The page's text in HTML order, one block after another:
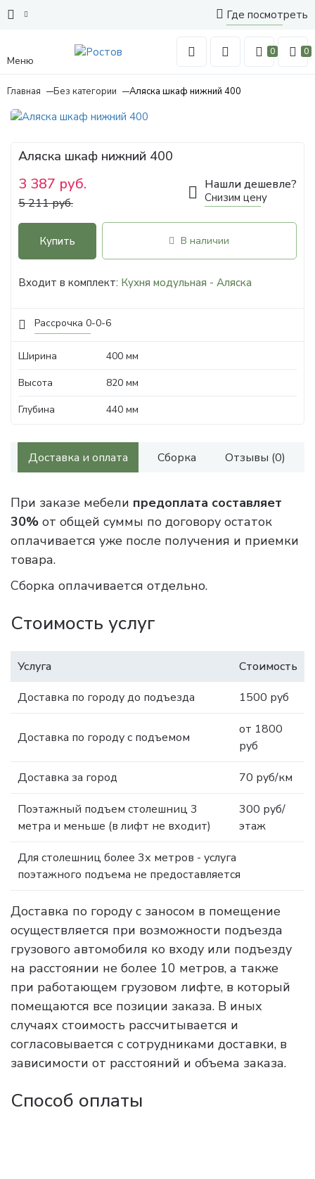
Где посмотреть
Меню
0 0
Главная Без категории Аляска шкаф нижний 400
Рассрочка 0-0-6
Аляска шкаф нижний 400
3 387 руб.
5 211 руб.
Нашли дешевле?
Снизим цену
Купить В наличии
Входит в комплект: Кухня модульная - Аляска
Ширина
400 мм
Высота
820 мм
Глубина
440 мм
Доставка и оплата Сборка Отзывы (0)
При заказе мебели предоплата составляет
30% от общей суммы по договору остаток
оплачивается уже после получения и приемки
товара.
Сборка оплачивается отдельно.
Стоимость услуг
Услуга
Стоимость
Доставка по городу до подъезда
1500 руб
Доставка по городу с подъемом
от 1800
руб
Доставка за город 70 руб/км
Поэтажный подъем столешниц 3
метра и меньше (в лифт не входит)
300 руб/
этаж
Для столешниц более 3х метров - услуга
поэтажного подъема не предоставляется
Доставка по городу с заносом в помещение
осуществляется при возможности подъезда
грузового автомобиля ко входу или подъезду
на расстоянии не более 10 метров, а также
при работающем грузовом лифте, в который
помещаются все позиции заказа. В иных
случаях стоимость рассчитывается и
согласовывается с сотрудниками доставки, в
зависимости от расстояний и объема заказа.
Способ оплаты